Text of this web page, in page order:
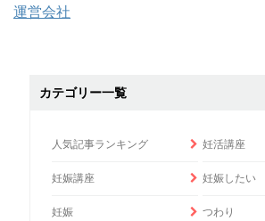
運営会社
カテゴリー一覧
人気記事ランキング 妊活講座
妊娠講座 妊娠したい
妊娠 つわり